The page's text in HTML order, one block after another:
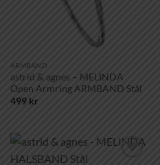
ARMBAND
astrid & agnes – MELINDA
Open Armring ARMBAND Stål
499 kr